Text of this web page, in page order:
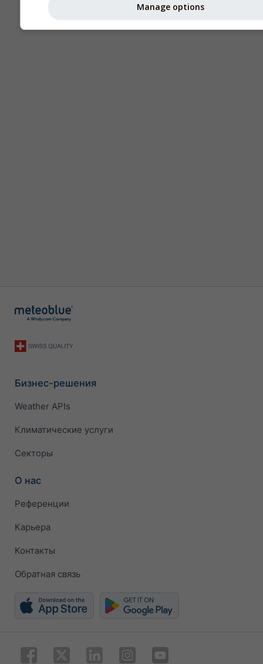
Бизнес-решения
Weather APIs
Климатические услуги
Секторы
О нас
Референции
Карьера
Контакты
Обратная связь
Manage options